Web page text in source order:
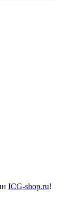
ICG-shop.ru!